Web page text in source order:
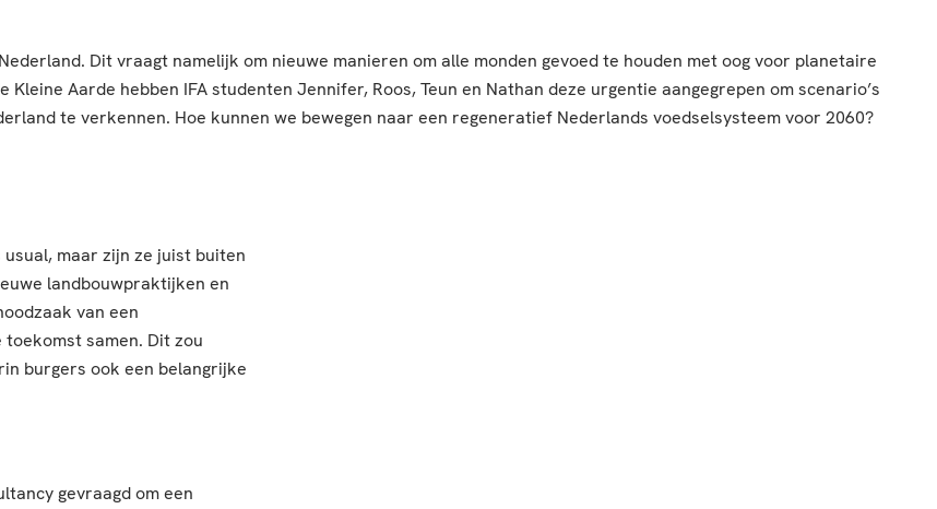
Dit vraagt namelijk om nieuwe manieren om alle monden gevoed te houden met oog voor planetaire
Aarde hebben IFA studenten Jennifer, Roos, Teun en Nathan deze urgentie aangegrepen om scenario’s
te verkennen. Hoe kunnen we bewegen naar een regeneratief Nederlands voedselsysteem voor 2060?
maar zijn ze juist buiten
landbouwpraktijken en
van een
samen. Dit zou
burgers ook een belangrijke
gevraagd om een